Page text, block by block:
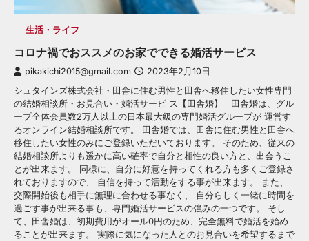
生活・ライフ
コロナ禍でおススメのお家でできる婚活サービス
pikakichi2015@gmail.com 2023年2月10日
シュタインズ株式会社・田舎に住む男性と田舎へ移住したい女性専門
の結婚相談所・お見合い・婚活サービ ス【田舎婚】 田舎婚は、グル
ープ全体会員数2万人以上の日本最大級の専門婚活グループが 運営す
るオンライン結婚相談所です。 田舎婚では、田舎に住む男性と田舎へ
移住したい女性のみにご登録いただいております。 そのため、従来の
結婚相談所よりも遥かに高い確率で自分と相性の良い方と、出会うこ
とが出来ます。 同様に、自分に好意を持ってくれる方も多くご登録さ
れておりますので、 自信を持って活動をする事が出来ます。 また、
交際開始後も相手に無理に合わせる事なく、 自分らしく一緒に時間を
過ごす事が出来る事も、専門婚活サービスの強みの一つです。 そし
て、田舎婚は、初期費用がオール0円のため、完全無料で婚活を始め
ることが出来ます。 実際に気になった人とのお見合いを希望するまで